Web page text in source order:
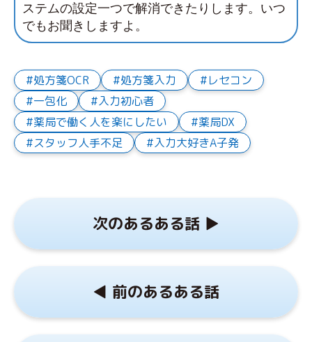
ステムの設定一つで解消できたりします。いつ
でもお聞きしますよ。
処方箋OCR 処方箋入力
レセコン
一包化
入力初心者
薬局で働く人を楽にしたい
薬局DX
スタッフ人手不足
入力大好きA子発
次のあるある話 ▶︎
◀︎ 前のあるある話